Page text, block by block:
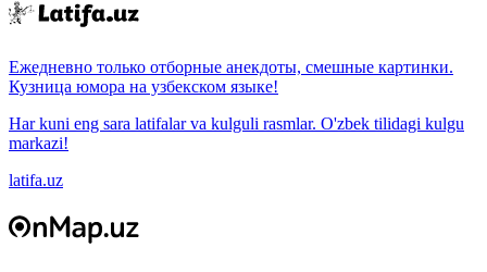
Ежедневно только отборные анекдоты, смешные картинки.
Кузница юмора на узбекском языке!
Har kuni eng sara latifalar va kulguli rasmlar. O'zbek tilidagi kulgu
markazi!
latifa.uz